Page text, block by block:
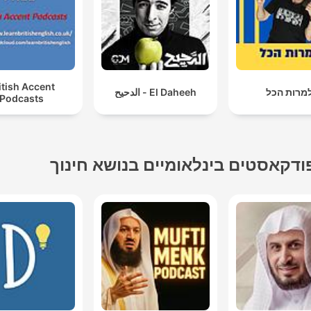
הכל El Daheeh - الدحيح
Accent
בינלאומיים בנושא חינוך